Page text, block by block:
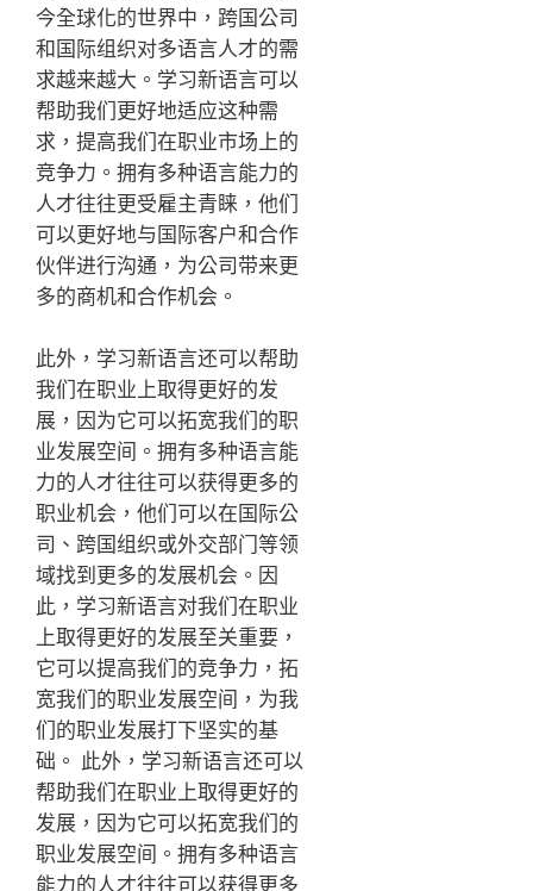
今全球化的世界中，跨国公司
和国际组织对多语言人才的需
求越来越大。学习新语言可以
帮助我们更好地适应这种需
求，提高我们在职业市场上的
竞争力。拥有多种语言能力的
人才往往更受雇主青睐，他们
可以更好地与国际客户和合作
伙伴进行沟通，为公司带来更
多的商机和合作机会。
此外，学习新语言还可以帮助
我们在职业上取得更好的发
展，因为它可以拓宽我们的职
业发展空间。拥有多种语言能
力的人才往往可以获得更多的
职业机会，他们可以在国际公
司、跨国组织或外交部门等领
域找到更多的发展机会。因
此，学习新语言对我们在职业
上取得更好的发展至关重要，
它可以提高我们的竞争力，拓
宽我们的职业发展空间，为我
们的职业发展打下坚实的基
础。 此外，学习新语言还可以
帮助我们在职业上取得更好的
发展，因为它可以拓宽我们的
职业发展空间。拥有多种语言
能力的人才往往可以获得更多